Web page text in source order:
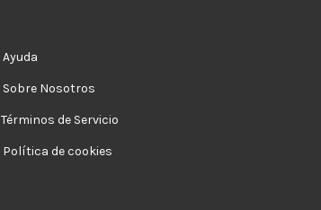
Ayuda
Sobre Nosotros
Términos de Servicio
Política de cookies